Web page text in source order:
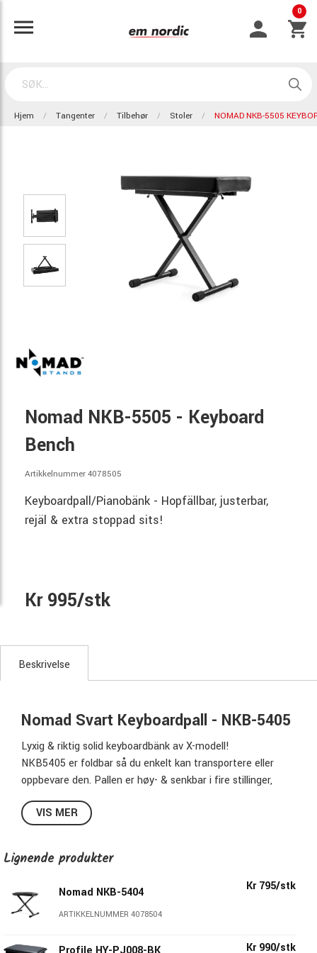
0
Hjem Tangenter Tilbehør Stoler NOMAD NKB-5505
Nomad NKB-5505 - Keyboard
Bench
Artikkelnummer 4078505
Keyboardpall/Pianobänk - Hopfällbar, justerbar,
rejäl & extra stoppad sits!
Kr 995/stk
Beskrivelse
Nomad Svart Keyboardpall - NKB-5405
Lyxig & riktig solid keyboardbänk av X-modell!
NKB5405 er foldbar så du enkelt kan transportere eller
oppbevare den. Pallen er høy- & senkbar i fire stillinger,
lakkert i svart finish & med gummiføtter. Sitsen er solid i
størrelse & har en ekstra behagelig, 5cm tykk polstring & er
En luksuriøs, stabil & prisgunstig keyboard/pianopall som
gjør jobben med bravur!
Nomad NKB-5405 spesifikasjoner:
Farge:Svart
VIS MER
Lignende produkter
Nomad NKB-5404
ARTIKKELNUMMER 4078504
Kr 795/stk
Kr 990/stk